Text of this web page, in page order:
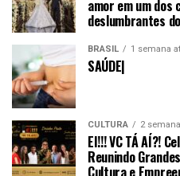
amor em um dos
deslumbrantes
BRASIL 1 semana
SAÚDE|
CULTURA 2
EI!!! VC TÁ AÍ?!
Reunindo
Cultura e